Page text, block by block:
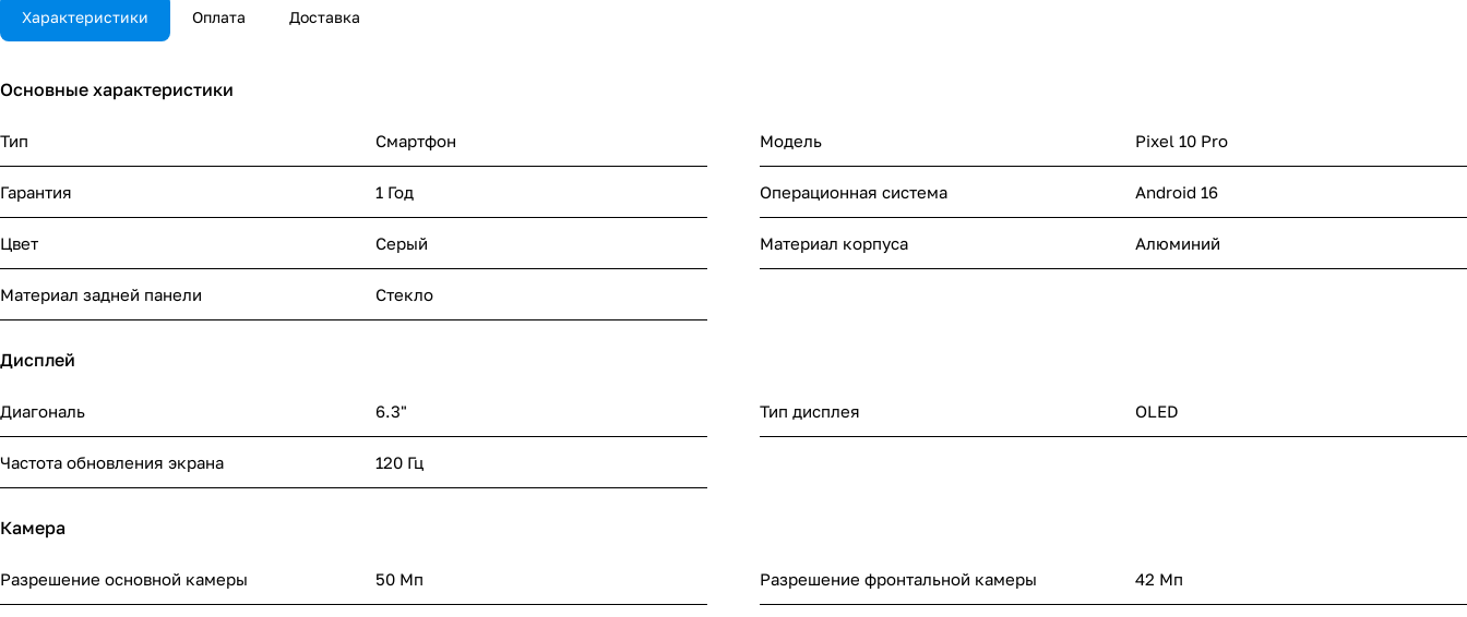
Характеристики Оплата Доставка
Основные характеристики
Тип Смартфон Модель Pixel 10 Pro
Гарантия 1 Год Операционная система Android 16
Цвет Серый Материал корпуса Алюминий
Материал задней панели Стекло
Дисплей
Диагональ 6.3" Тип дисплея OLED
Частота обновления экрана 120 Гц
Камера
Разрешение основной камеры 50 Мп Разрешение фронтальной камеры 42 Мп